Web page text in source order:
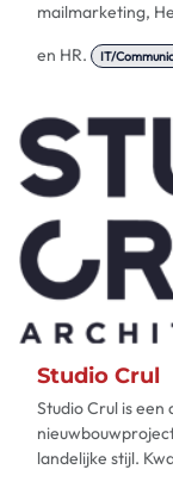
mailmarketing,
en HR.
IT/
Studio Crul
Studio Crul is
landelijke stijl.